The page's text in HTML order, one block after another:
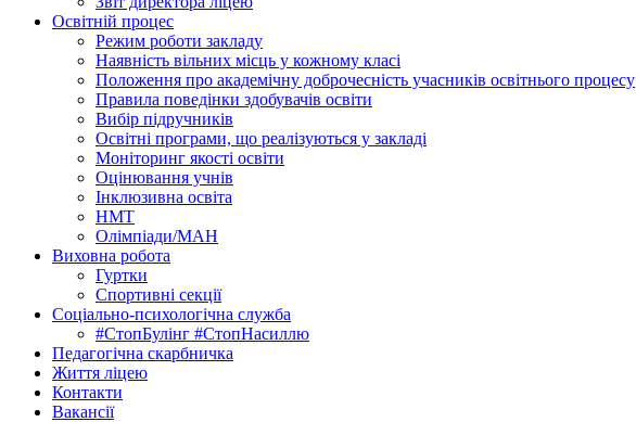
Освітній процес
Режим роботи закладу
Наявність вільних місць у кожному класі
Положення про академічну доброчесність учасників освітнього процесу
Правила поведінки здобувачів освіти
Вибір підручників
Освітні програми, що реалізуються у закладі
Моніторинг якості освіти
Оцінювання учнів
Інклюзивна освіта
НМТ
Олімпіади/МАН
Виховна робота
Гуртки
Спортивні секції
Соціально-психологічна служба
#СтопБулінг #СтопНасиллю
Педагогічна скарбничка
Життя ліцею
Контакти
Вакансії